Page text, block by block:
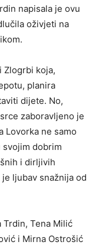
napisala je ovu
oživjeti na
Zlogrbi koja,
planira
dijete. No,
zaboravljeno je
Lovorka ne samo
svojim dobrim
i dirljivih
ljubav snažnija od
Trdin, Tena Milić
i Mirna Ostrošić